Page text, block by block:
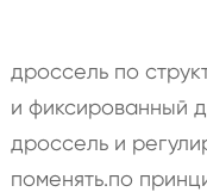
дроссель по
и фиксированный
дроссель и
поменять.по